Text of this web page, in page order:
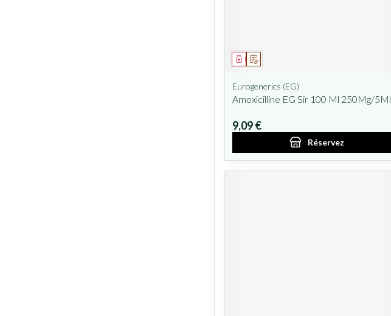
Sur prescription
Médicament
Eurogenerics (EG)
Amoxicilline EG Sir 100 Ml 250Mg/5Ml
9,09 €
Réservez